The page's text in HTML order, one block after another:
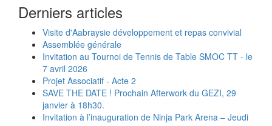
Derniers articles
Visite d'Aabraysie développement et repas convivial
Assemblée générale
Invitation au Tournoi de Tennis de Table SMOC TT - le
7 avril 2026
Projet Associatif - Acte 2
SAVE THE DATE ! Prochain Afterwork du GEZI, 29
janvier à 18h30.
Invitation à l’inauguration de Ninja Park Arena – Jeudi